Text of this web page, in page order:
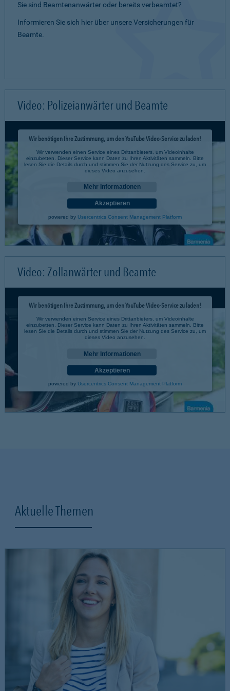
Sie sind Beamtenanwärter oder bereits verbeamtet?
Informieren Sie sich hier über unsere Versicherungen für
Beamte.
Video: Polizeianwärter und Beamte
Wir benötigen Ihre Zustimmung, um den YouTube Video-Service zu laden!
Wir verwenden einen Service eines Drittanbieters, um Videoinhalte
einzubetten. Dieser Service kann Daten zu Ihren Aktivitäten sammeln. Bitte
lesen Sie die Details durch und stimmen Sie der Nutzung des Service zu, um
dieses Video anzusehen.
Mehr Informationen
Akzeptieren
powered by Usercentrics Consent Management Platform
Video: Zollanwärter und Beamte
Wir benötigen Ihre Zustimmung, um den YouTube Video-Service zu laden!
Wir verwenden einen Service eines Drittanbieters, um Videoinhalte
einzubetten. Dieser Service kann Daten zu Ihren Aktivitäten sammeln. Bitte
lesen Sie die Details durch und stimmen Sie der Nutzung des Service zu, um
dieses Video anzusehen.
Mehr Informationen
Akzeptieren
powered by Usercentrics Consent Management Platform
Aktuelle Themen